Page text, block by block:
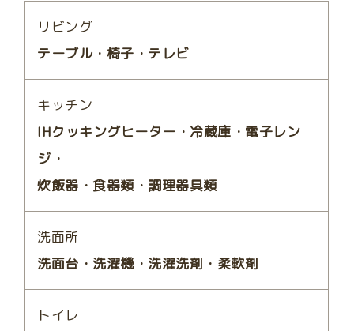
リビング
テーブル・椅子・テレビ
キッチン
IHクッキングヒーター・冷蔵庫・電子レン
ジ・
炊飯器・食器類・調理器具類
洗面所
洗面台・洗濯機・洗濯洗剤・柔軟剤
トイレ